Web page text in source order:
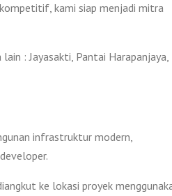
kami siap menjadi mitra
: Jayasakti, Pantai Harapanjaya,
infrastruktur modern,
ke lokasi proyek